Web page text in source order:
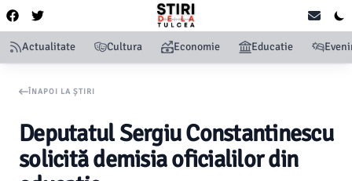
Actualitate Cultura Economie Educatie
ÎNAPOI LA ȘTIRI
Deputatul Sergiu Constantinescu
solicită demisia oficialilor din